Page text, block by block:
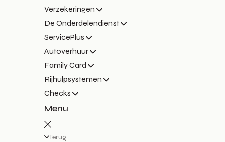
Verzekeringen
De Onderdelendienst
ServicePlus
Autoverhuur
Family Card
Rijhulpsystemen
Checks
Menu
Terug